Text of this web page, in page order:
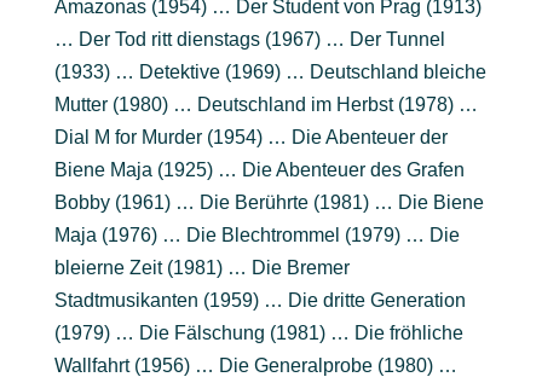
Amazonas (1954) … Der Student von Prag (1913)
… Der Tod ritt dienstags (1967) … Der Tunnel
(1933) … Detektive (1969) … Deutschland bleiche
Mutter (1980) … Deutschland im Herbst (1978) …
Dial M for Murder (1954) … Die Abenteuer der
Biene Maja (1925) … Die Abenteuer des Grafen
Bobby (1961) … Die Berührte (1981) … Die Biene
Maja (1976) … Die Blechtrommel (1979) … Die
bleierne Zeit (1981) … Die Bremer
Stadtmusikanten (1959) … Die dritte Generation
(1979) … Die Fälschung (1981) … Die fröhliche
Wallfahrt (1956) … Die Generalprobe (1980) …